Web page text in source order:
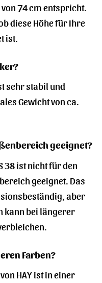
74 cm entspricht.
diese Höhe für Ihre
ist.
sehr stabil und
Gewicht von ca.
geeignet?
38 ist nicht für den
geeignet. Das
aber
kann bei längerer
Farben?
HAY ist in einer